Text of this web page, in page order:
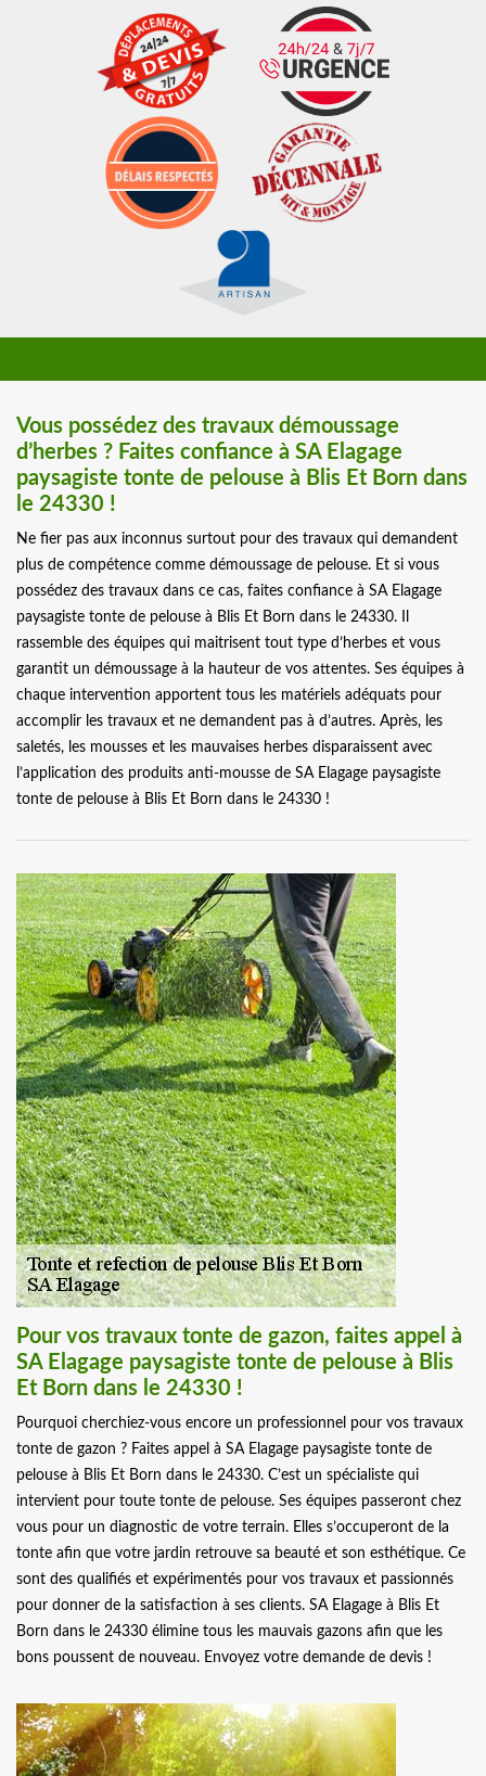
Vous possédez des travaux démoussage
d’herbes ? Faites confiance à SA Elagage
paysagiste tonte de pelouse à Blis Et Born dans
le 24330 !
Ne fier pas aux inconnus surtout pour des travaux qui demandent
plus de compétence comme démoussage de pelouse. Et si vous
possédez des travaux dans ce cas, faites confiance à SA Elagage
paysagiste tonte de pelouse à Blis Et Born dans le 24330. Il
rassemble des équipes qui maitrisent tout type d’herbes et vous
garantit un démoussage à la hauteur de vos attentes. Ses équipes à
chaque intervention apportent tous les matériels adéquats pour
accomplir les travaux et ne demandent pas à d’autres. Après, les
saletés, les mousses et les mauvaises herbes disparaissent avec
l’application des produits anti-mousse de SA Elagage paysagiste
tonte de pelouse à Blis Et Born dans le 24330 !
Pour vos travaux tonte de gazon, faites appel à
SA Elagage paysagiste tonte de pelouse à Blis
Et Born dans le 24330 !
Pourquoi cherchiez-vous encore un professionnel pour vos travaux
tonte de gazon ? Faites appel à SA Elagage paysagiste tonte de
pelouse à Blis Et Born dans le 24330. C’est un spécialiste qui
intervient pour toute tonte de pelouse. Ses équipes passeront chez
vous pour un diagnostic de votre terrain. Elles s’occuperont de la
tonte afin que votre jardin retrouve sa beauté et son esthétique. Ce
sont des qualifiés et expérimentés pour vos travaux et passionnés
pour donner de la satisfaction à ses clients. SA Elagage à Blis Et
Born dans le 24330 élimine tous les mauvais gazons afin que les
bons poussent de nouveau. Envoyez votre demande de devis !